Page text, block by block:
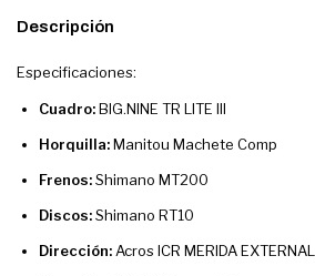
Descripción
Especificaciones:
Cuadro:BIG.NINE TR LITE III
Horquilla:Manitou Machete Comp
Frenos:Shimano MT200
Discos:Shimano RT10
Dirección: Acros ICR MERIDA